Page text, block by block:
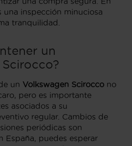
una inspección minuciosa
tranquilidad.
un
?
un Volkswagen Scirocco no
pero es importante
asociados a su
regular. Cambios de
periódicas son
España, puedes esperar